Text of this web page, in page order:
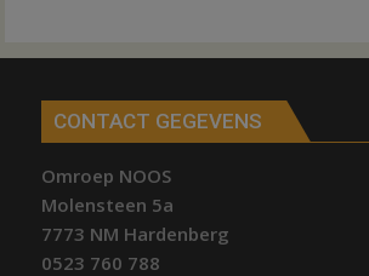
CONTACT GEGEVENS
Omroep NOOS
Molensteen 5a
7773 NM Hardenberg
0523 760 788